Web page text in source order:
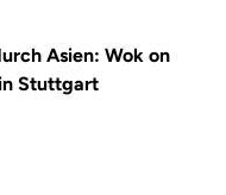
Asien: Wok on
Stuttgart